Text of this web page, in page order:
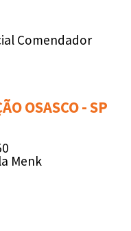
Comendador
OSASCO - SP
Menk